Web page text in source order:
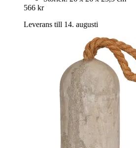
566 kr
Leverans till 14. augusti